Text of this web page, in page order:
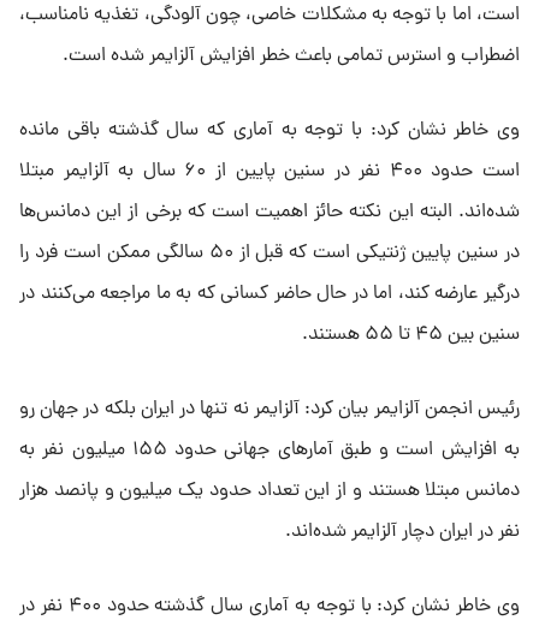
است، اما با توجه به مشکلات خاصی، چون آلودگی، تغذیه نامناسب،
اضطراب و استرس تمامی باعث خطر افزایش آلزایمر شده است.
وی خاطر نشان کرد: با توجه به آماری که سال گذشته باقی مانده
است حدود ۴۰۰ نفر در سنین پایین از ۶۰ سال به آلزایمر مبتلا
شده‌اند. البته این نکته حائز اهمیت است که برخی از این دمانس‌ها
در سنین پایین ژنتیکی است که قبل از ۵۰ سالگی ممکن است فرد را
درگیر عارضه کند، اما در حال حاضر کسانی که به ما مراجعه می‌کنند در
سنین بین ۴۵ تا ۵۵ هستند.
رئیس انجمن آلزایمر بیان کرد: آلزایمر نه تنها در ایران بلکه در جهان رو
به افزایش است و طبق آمار‌های جهانی حدود ۱۵۵ میلیون نفر به
دمانس مبتلا هستند و از این تعداد حدود یک میلیون و پانصد هزار
نفر در ایران دچار آلزایمر شده‌اند.
وی خاطر نشان کرد: با توجه به آماری سال گذشته حدود ۴۰۰ نفر در